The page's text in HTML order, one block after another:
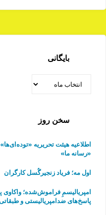
بایگانی
سخن روز
اطلاعیه هیئت تحریریه
«رسانه ما»
اول مه؛ فریاد زنجیرگُسل کارگران
امپریالیسمِ فراموش‌شده؛
پاسخ‌های ضدامپریالیستی و